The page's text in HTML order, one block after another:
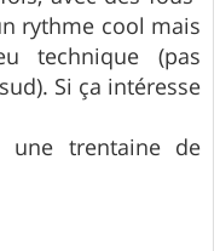
rythme cool mais
technique (pas
Si ça intéresse
une trentaine de